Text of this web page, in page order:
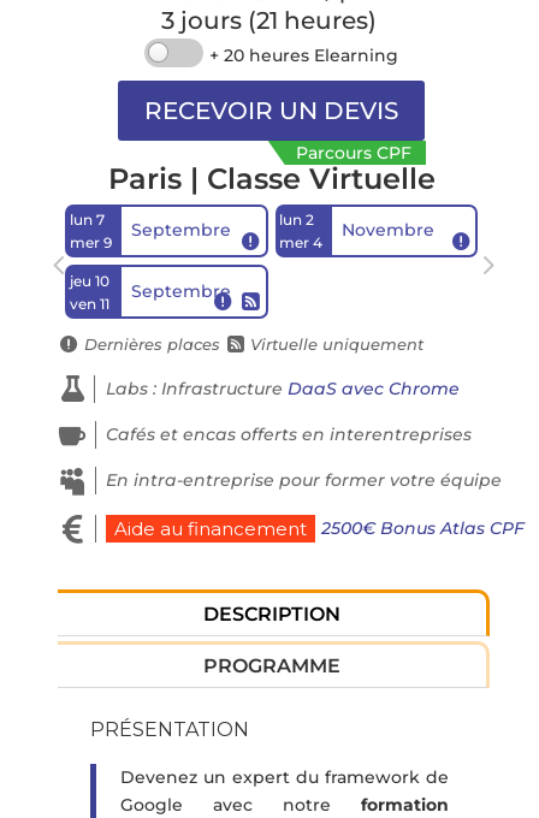
3 jours (21 heures)
+ 20 heures Elearning
Parcours CPF
Paris | Classe Virtuelle
lun 7
mer 9
Septembre

jeu 10
ven 11
Septembre
 
lun 2
mer 4
Novembre

 Dernières places  Virtuelle uniquement
 Labs : Infrastructure DaaS avec Chrome
 Cafés et encas offerts en interentreprises
 En intra-entreprise pour former votre équipe
 Aide au financement 2500€ Bonus Atlas CPF
DESCRIPTION
PROGRAMME
PRÉSENTATION
Devenez un expert du framework de
Google avec notreformation